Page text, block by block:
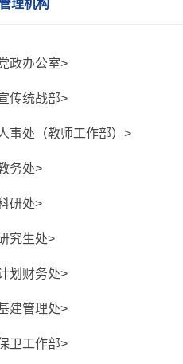
理机构
政办公室>
传统战部>
事处（教师工作部）>
务处>
研处>
究生处>
划财务处>
建管理处>
卫工作部>